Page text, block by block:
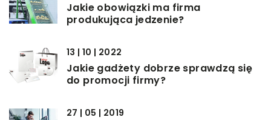
Jakie obowiązki ma firma
produkująca jedzenie?
13 | 10 | 2022
Jakie gadżety dobrze sprawdzą się
do promocji firmy?
27 | 05 | 2019